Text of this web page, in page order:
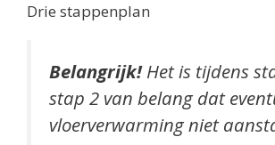
Drie stappenplan
Belangrijk!Het is tijdens
stap 2 van belang dat
vloerverwarming niet